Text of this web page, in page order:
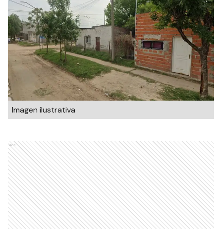
Imagen ilustrativa
Ads